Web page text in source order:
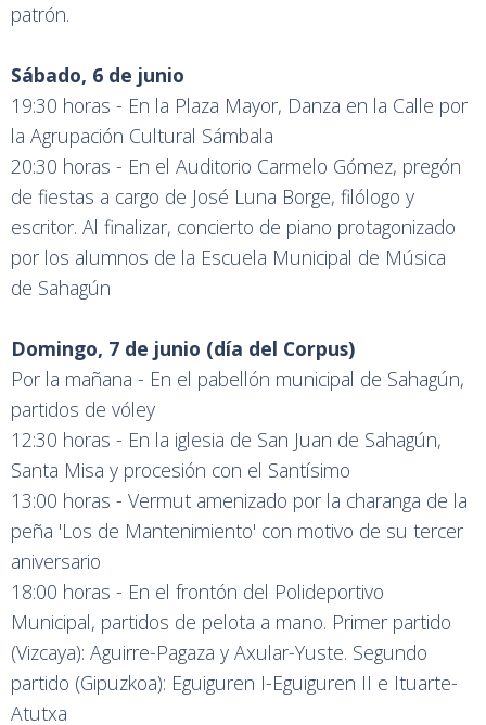
patrón.
Sábado, 6 de junio
19:30 horas - En la Plaza Mayor, Danza en la Calle por
la Agrupación Cultural Sámbala
20:30 horas - En el Auditorio Carmelo Gómez, pregón
de fiestas a cargo de José Luna Borge, filólogo y
escritor. Al finalizar, concierto de piano protagonizado
por los alumnos de la Escuela Municipal de Música
de Sahagún
Domingo, 7 de junio (día del Corpus)
Por la mañana - En el pabellón municipal de Sahagún,
partidos de vóley
12:30 horas - En la iglesia de San Juan de Sahagún,
Santa Misa y procesión con el Santísimo
13:00 horas - Vermut amenizado por la charanga de la
peña 'Los de Mantenimiento' con motivo de su tercer
aniversario
18:00 horas - En el frontón del Polideportivo
Municipal, partidos de pelota a mano. Primer partido
(Vizcaya): Aguirre-Pagaza y Axular-Yuste. Segundo
partido (Gipuzkoa): Eguiguren I-Eguiguren II e Ituarte-
Atutxa